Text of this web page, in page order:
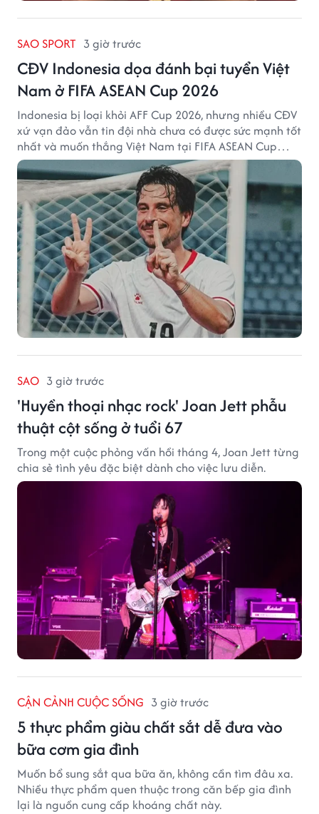
SAO SPORT 3 giờ trước
CĐV Indonesia dọa đánh bại tuyển Việt
Nam ở FIFA ASEAN Cup 2026
Indonesia bị loại khỏi AFF Cup 2026, nhưng nhiều CĐV
xứ vạn đảo vẫn tin đội nhà chưa có được sức mạnh tốt
nhất và muốn thắng Việt Nam tại FIFA ASEAN Cup
2026.
SAO 3 giờ trước
'Huyền thoại nhạc rock' Joan Jett phẫu
thuật cột sống ở tuổi 67
Trong một cuộc phỏng vấn hồi tháng 4, Joan Jett từng
chia sẻ tình yêu đặc biệt dành cho việc lưu diễn.
CẬN CẢNH CUỘC SỐNG 3 giờ trước
5 thực phẩm giàu chất sắt dễ đưa vào
bữa cơm gia đình
Muốn bổ sung sắt qua bữa ăn, không cần tìm đâu xa.
Nhiều thực phẩm quen thuộc trong căn bếp gia đình
lại là nguồn cung cấp khoáng chất này.